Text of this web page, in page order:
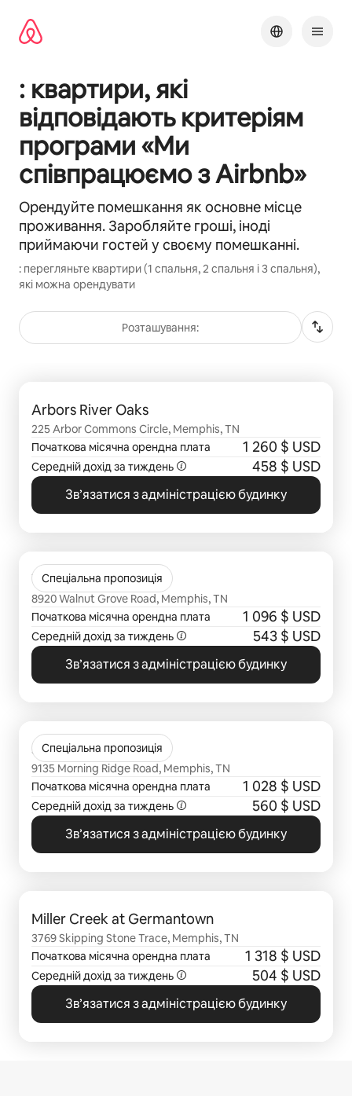
вмісту
: квартири, які
відповідають критеріям
програми «Ми
співпрацюємо з Airbnb»
Орендуйте помешкання як основне місце
проживання. Заробляйте гроші, іноді
приймаючи гостей у своєму помешканні.
: перегляньте квартири (1 спальня, 2 спальня і 3 спальня),
які можна орендувати
Розташування:
Arbors River Oaks
225 Arbor Commons Circle, Memphis, TN
Початкова місячна орендна плата
1 260 $ USD
Середній дохід за тиждень 458 $ USD
Зв’язатися з адміністрацією будинку
Спеціальна пропозиція
Walnut Hill
8920 Walnut Grove Road, Memphis, TN
Початкова місячна орендна плата
1 096 $ USD
Середній дохід за тиждень 543 $ USD
Зв’язатися з адміністрацією будинку
Спеціальна пропозиція
Stonebridge Crossing
9135 Morning Ridge Road, Memphis, TN
Початкова місячна орендна плата
1 028 $ USD
Середній дохід за тиждень 560 $ USD
Зв’язатися з адміністрацією будинку
Miller Creek at Germantown
3769 Skipping Stone Trace, Memphis, TN
Початкова місячна орендна плата
1 318 $ USD
Середній дохід за тиждень 504 $ USD
Зв’язатися з адміністрацією будинку